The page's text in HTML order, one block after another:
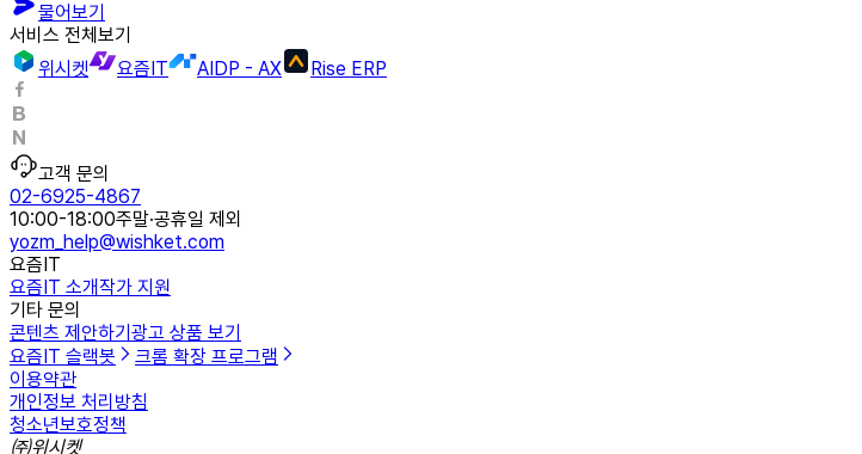
물어보기
서비스 전체보기
위시켓
요즘IT AIDP - AX Rise ERP
고객 문의
02-6925-4867
10:00-18:00주말·공휴일 제외
yozm_help@wishket.com
요즘IT
요즘IT 소개작가 지원
기타 문의
콘텐츠 제안하기 광고 상품 보기
요즘IT 슬랙봇
크롬 확장 프로그램
이용약관
개인정보 처리방침
청소년보호정책
㈜위시켓